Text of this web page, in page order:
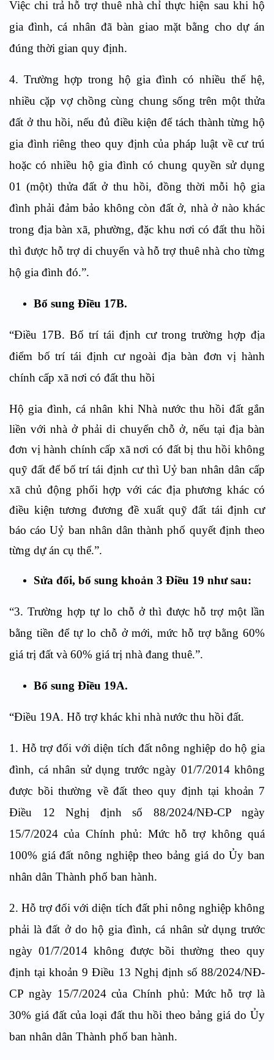
Việc chi trả hỗ trợ thuê nhà chỉ thực hiện sau khi hộ
gia đình, cá nhân đã bàn giao mặt bằng cho dự án
đúng thời gian quy định.
4. Trường hợp trong hộ gia đình có nhiều thế hệ,
nhiều cặp vợ chồng cùng chung sống trên một thửa
đất ở thu hồi, nếu đủ điều kiện để tách thành từng hộ
gia đình riêng theo quy định của pháp luật về cư trú
hoặc có nhiều hộ gia đình có chung quyền sử dụng
01 (một) thửa đất ở thu hồi, đồng thời mỗi hộ gia
đình phải đảm bảo không còn đất ở, nhà ở nào khác
trong địa bàn xã, phường, đặc khu nơi có đất thu hồi
thì được hỗ trợ di chuyển và hỗ trợ thuê nhà cho từng
hộ gia đình đó.”.
Bổ sung Điều 17B.
“Điều 17B. Bố trí tái định cư trong trường hợp địa
điểm bố trí tái định cư ngoài địa bàn đơn vị hành
chính cấp xã nơi có đất thu hồi
Hộ gia đình, cá nhân khi Nhà nước thu hồi đất gắn
liền với nhà ở phải di chuyển chỗ ở, nếu tại địa bàn
đơn vị hành chính cấp xã nơi có đất bị thu hồi không
quỹ đất để bố trí tái định cư thì Uỷ ban nhân dân cấp
xã chủ động phối hợp với các địa phương khác có
điều kiện tương đương đề xuất quỹ đất tái định cư
báo cáo Uỷ ban nhân dân thành phố quyết định theo
từng dự án cụ thể.”.
Sửa đổi, bổ sung khoản 3 Điều 19 như sau:
“3. Trường hợp tự lo chỗ ở thì được hỗ trợ một lần
bằng tiền để tự lo chỗ ở mới, mức hỗ trợ bằng 60%
giá trị đất và 60% giá trị nhà đang thuê.”.
Bổ sung Điều 19A.
“Điều 19A. Hỗ trợ khác khi nhà nước thu hồi đất.
1. Hỗ trợ đối với diện tích đất nông nghiệp do hộ gia
đình, cá nhân sử dụng trước ngày 01/7/2014 không
được bồi thường về đất theo quy định tại khoản 7
Điều 12 Nghị định số 88/2024/NĐ-CP ngày
15/7/2024 của Chính phủ: Mức hỗ trợ không quá
100% giá đất nông nghiệp theo bảng giá do Ủy ban
nhân dân Thành phố ban hành.
2. Hỗ trợ đối với diện tích đất phi nông nghiệp không
phải là đất ở do hộ gia đình, cá nhân sử dụng trước
ngày 01/7/2014 không được bồi thường theo quy
định tại khoản 9 Điều 13 Nghị định số 88/2024/NĐ-
CP ngày 15/7/2024 của Chính phủ: Mức hỗ trợ là
30% giá đất của loại đất thu hồi theo bảng giá do Ủy
ban nhân dân Thành phố ban hành.